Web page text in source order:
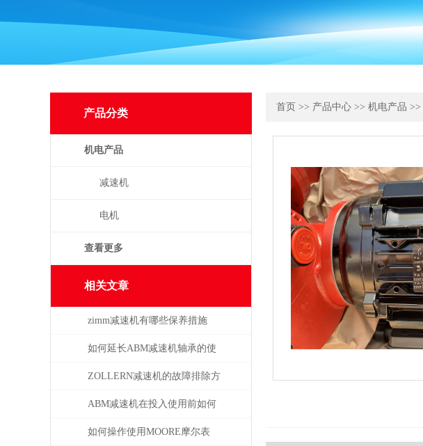
产品分类
机电产品
减速机
电机
查看更多
相关文章
zimm减速机有哪些保养措施
如何延长ABM减速机轴承的使
用寿命
ZOLLERN减速机的故障排除方
法有哪些
ABM减速机在投入使用前如何
安装
如何操作使用MOORE摩尔表
首页 >> 产品中心 >> 机电产品 >>